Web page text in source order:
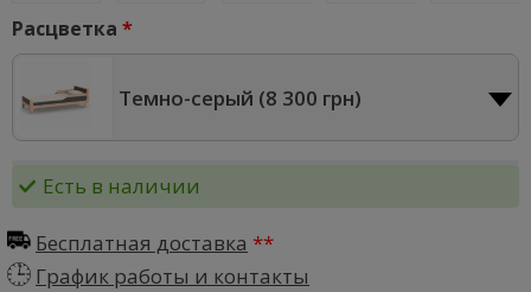
Расцветка
Темно-серый (8 300 грн)
Есть в наличии
Бесплатная доставка
График работы и контакты